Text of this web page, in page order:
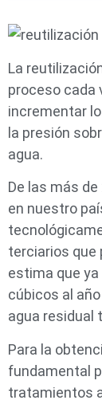
La
proceso cada
incrementar
la presión
agua.
De las más
en nuestro
terciarios que
estima que
cúbicos al
agua residual
Para la
fundamental
tratamientos